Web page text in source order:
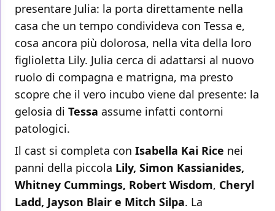
presentare Julia: la porta direttamente nella
casa che un tempo condivideva con Tessa e,
cosa ancora più dolorosa, nella vita della loro
figlioletta Lily. Julia cerca di adattarsi al nuovo
ruolo di compagna e matrigna, ma presto
scopre che il vero incubo viene dal presente: la
gelosia di Tessa assume infatti contorni
patologici.
Il cast si completa con Isabella Kai Rice nei
panni della piccola Lily, Simon Kassianides,
Whitney Cummings, Robert Wisdom, Cheryl
Ladd, Jayson Blair e Mitch Silpa. La